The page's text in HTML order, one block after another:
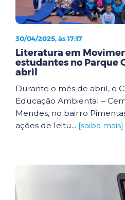
30/04/2025, às 17:17
Literatura em
estudantes no Parque
abril
Durante o mês de abril, o
Educação Ambiental –
Mendes, no bairro
ações de leitu... [saiba mais]